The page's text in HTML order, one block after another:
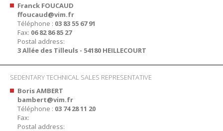
Franck FOUCAUD
ffoucaud@vim.fr
Téléphone : 03 83 55 67 91
Fax: 06 82 86 85 27
Postal address:
3 Allée des Tilleuls - 54180 HEILLECOURT
SEDENTARY TECHNICAL SALES REPRESENTATIVE
Boris AMBERT
bambert@vim.fr
Téléphone : 03 74 28 11 20
Fax:
Postal address: